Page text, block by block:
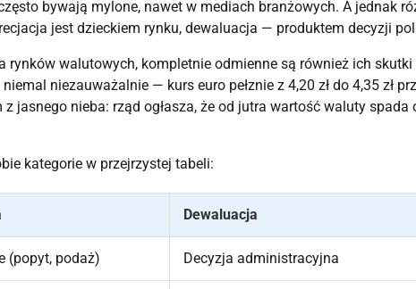
bywają mylone, nawet w mediach branżowych. A jednak
jest dzieckiem rynku, dewaluacja — produktem decyzji
walutowych, kompletnie odmienne są również ich
niezauważalnie — kurs euro pełznie z 4,20 zł do 4,35 zł
jasnego nieba: rząd ogłasza, że od jutra wartość waluty spada
kategorie w przejrzystej tabeli:
Dewaluacja
(popyt, podaż) Decyzja administracyjna